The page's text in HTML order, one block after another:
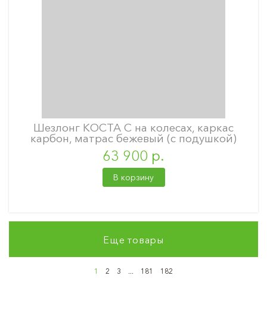
Шезлонг КОСТА С на колесах, каркас
карбон, матрас бежевый (с подушкой)
63 900 р.
В корзину
Еще товары
1 2 3 ... 181 182